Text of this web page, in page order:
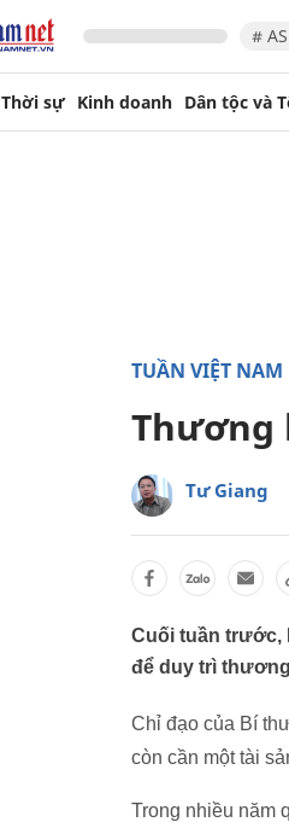
#
Thời sự Kinh doanh Dân tộc và
TUẦN VIỆT NAM
Thương
Tư Giang
Cuối tuần trước,
để duy trì
Chỉ đạo của Bí
còn cần một tài
Trong nhiều năm